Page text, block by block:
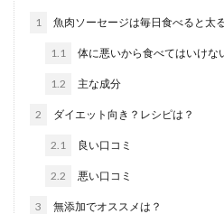
1 魚肉ソーセージは毎日食べると太
1.1 体に悪いから食べてはいけな
1.2 主な成分
2 ダイエット向き？レシピは？
2.1 良い口コミ
2.2 悪い口コミ
3 無添加でオススメは？